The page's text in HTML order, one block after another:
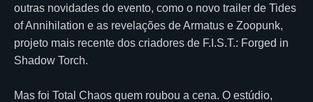
outras novidades do evento, como o novo trailer de Tides
of Annihilation e as revelações de Armatus e Zoopunk,
projeto mais recente dos criadores de F.I.S.T.: Forged in
Shadow Torch.
Mas foi Total Chaos quem roubou a cena. O estúdio,